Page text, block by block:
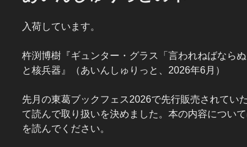
入荷しています。
杵渕博樹『ギュンター・グラス「言われねばなら
と核兵器』（あいんしゅりっと、2026年6月）
先月の東葛ブックフェス2026で先行販売されてい
て読んで取り扱いを決めました。本の内容について
を読んでください。